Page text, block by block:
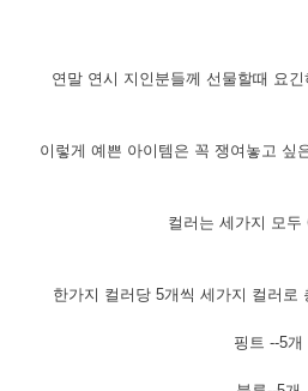
연말 연시 지인분들께 선물할때 요
이렇게 예쁜 아이템은 꼭 쟁여놓고 싶
컬러는 세가지 모두
한가지 컬러당 5개씩 세가지 컬러로
핑트 --5개